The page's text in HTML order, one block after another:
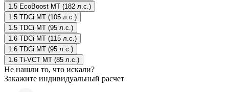
1.5 EcoBoost MT (182 л.с.)
1.5 TDCi MT (105 л.с.)
1.5 TDCi MT (95 л.с.)
1.6 TDCi MT (115 л.с.)
1.6 TDCi MT (95 л.с.)
1.6 Ti-VCT MT (85 л.с.)
Не нашли то, что искали?
Закажите индивидуальный расчет